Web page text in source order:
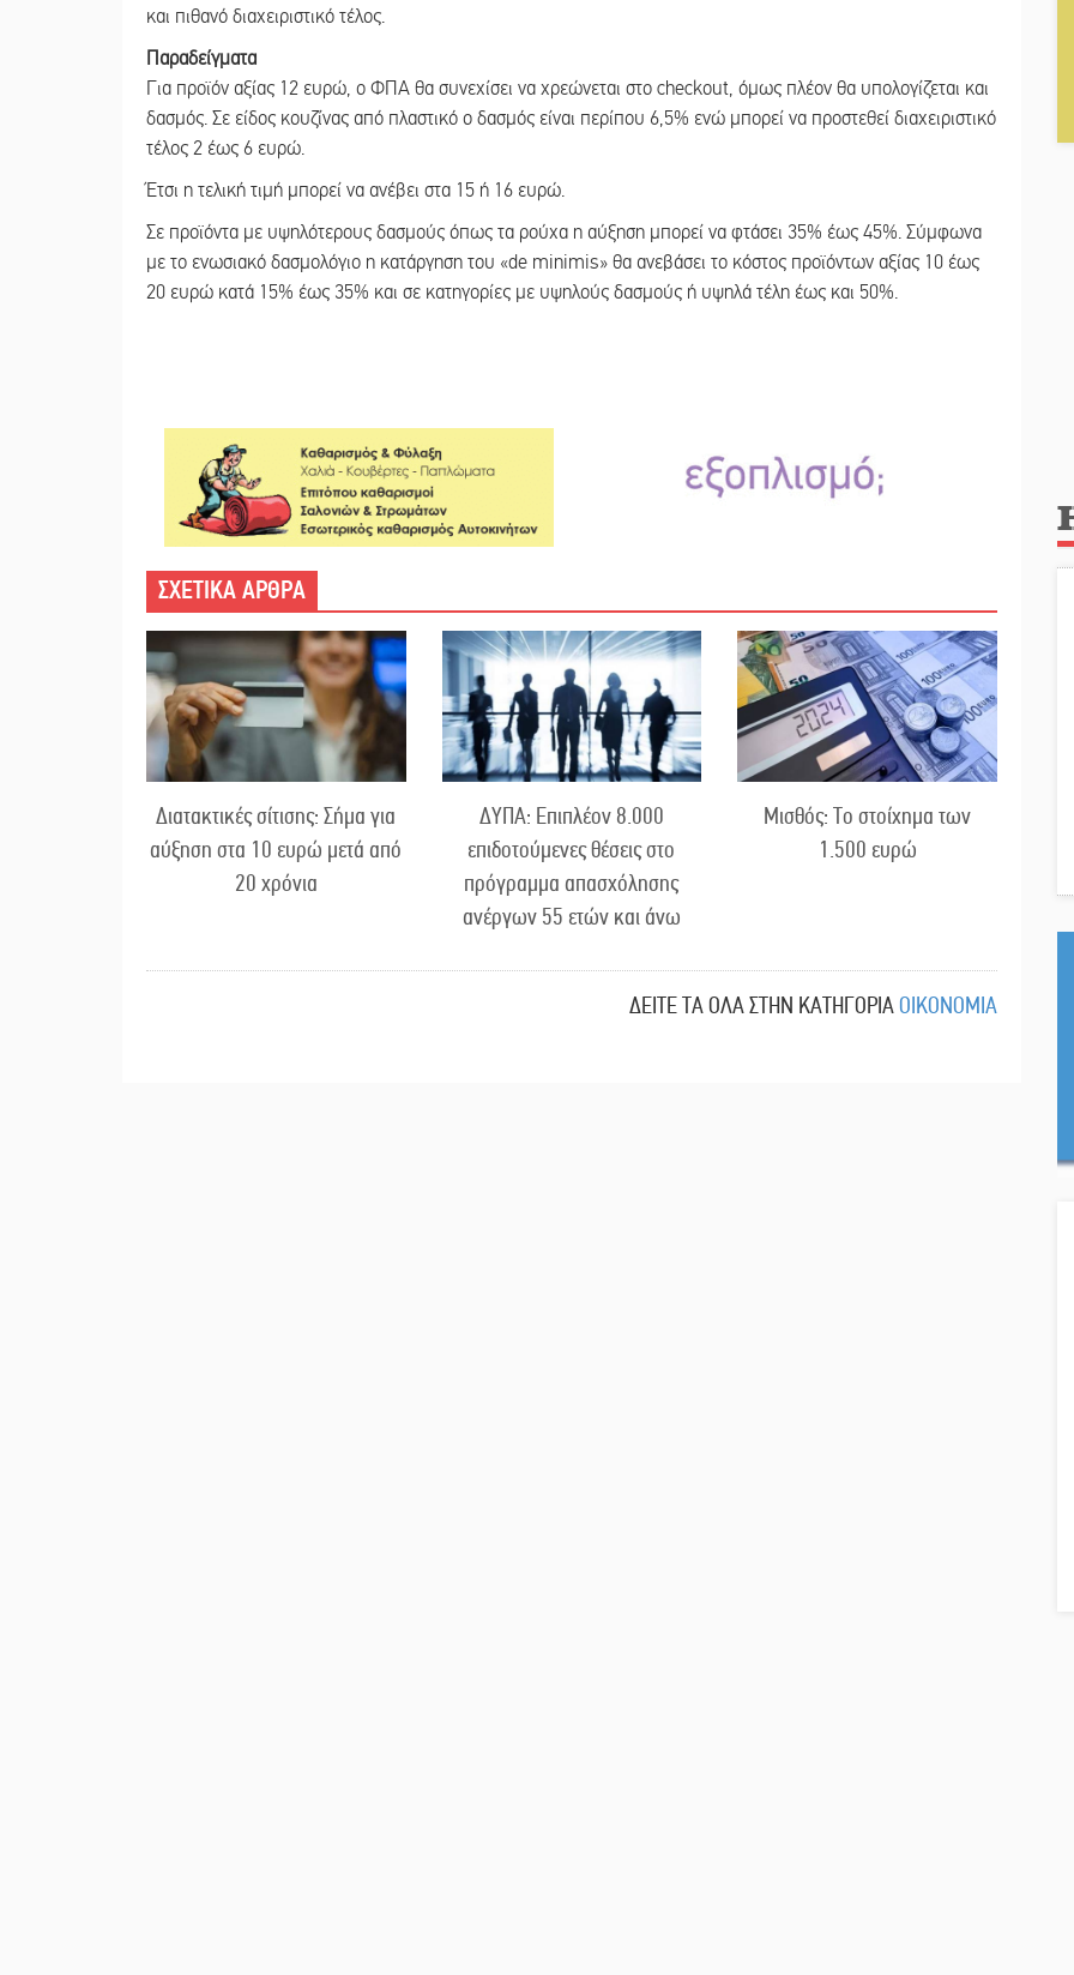
και πιθανό διαχειριστικό τέλος.
Παραδείγματα
Για προϊόν αξίας 12 ευρώ, ο ΦΠΑ θα συνεχίσει να χρεώνεται στο checkout, όμως πλέον θα υπολογίζεται και
δασμός. Σε είδος κουζίνας από πλαστικό ο δασμός είναι περίπου 6,5% ενώ μπορεί να προστεθεί διαχειριστικό
τέλος 2 έως 6 ευρώ.
Έτσι η τελική τιμή μπορεί να ανέβει στα 15 ή 16 ευρώ.
Σε προϊόντα με υψηλότερους δασμούς όπως τα ρούχα η αύξηση μπορεί να φτάσει 35% έως 45%. Σύμφωνα
με το ενωσιακό δασμολόγιο η κατάργηση του «de minimis» θα ανεβάσει το κόστος προϊόντων αξίας 10 έως
20 ευρώ κατά 15% έως 35% και σε κατηγορίες με υψηλούς δασμούς ή υψηλά τέλη έως και 50%.
ΣΧΕΤΙΚΑ ΑΡΘΡΑ
Διατακτικές σίτισης: Σήμα για
αύξηση στα 10 ευρώ μετά από
20 χρόνια
ΔΥΠΑ: Επιπλέον 8.000
επιδοτούμενες θέσεις στο
πρόγραμμα απασχόλησης
ανέργων 55 ετών και άνω
Μισθός: Το στοίχημα των
1.500 ευρώ
ΔΕΙΤΕ ΤΑ ΟΛΑ ΣΤΗΝ ΚΑΤΗΓΟΡΙΑΟΙΚΟΝΟΜΙΑ